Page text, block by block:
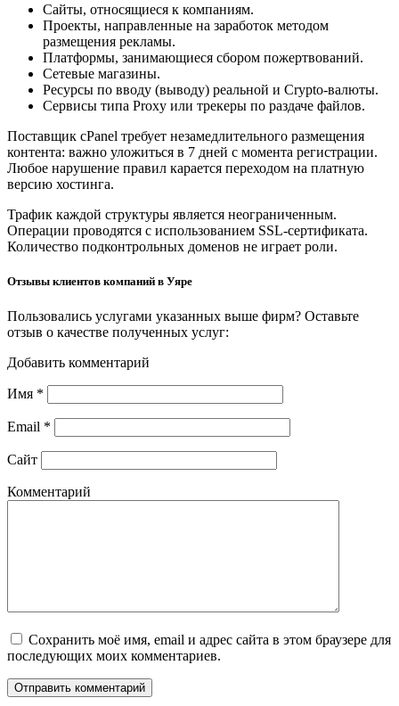
Сайты, относящиеся к компаниям.
Проекты, направленные на заработок методом
размещения рекламы.
Платформы, занимающиеся сбором пожертвований.
Сетевые магазины.
Ресурсы по вводу (выводу) реальной и Crypto-валюты.
Сервисы типа Proxy или трекеры по раздаче файлов.
Поставщик cPanel требует незамедлительного размещения
контента: важно уложиться в 7 дней с момента регистрации.
Любое нарушение правил карается переходом на платную
версию хостинга.
Трафик каждой структуры является неограниченным.
Операции проводятся с использованием SSL-сертификата.
Количество подконтрольных доменов не играет роли.
Отзывы клиентов компаний в Уяре
Пользовались услугами указанных выше фирм? Оставьте
отзыв о качестве полученных услуг:
Добавить комментарий
Имя *
Email *
Сайт
Комментарий
Сохранить моё имя, email и адрес сайта в этом браузере для
последующих моих комментариев.